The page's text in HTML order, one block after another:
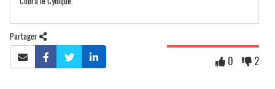
Partager
0 2